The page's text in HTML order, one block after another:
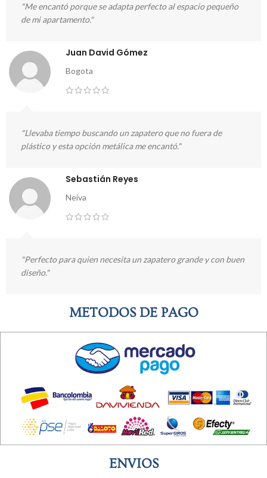
"Me encantó porque se adapta perfecto al espacio pequeño
de mi apartamento."
Juan David Gómez
Bogota
"Llevaba tiempo buscando un zapatero que no fuera de
plástico y esta opción metálica me encantó."
Sebastián Reyes
Neiva
"Perfecto para quien necesita un zapatero grande y con buen
diseño."
METODOS DE PAGO
ENVIOS